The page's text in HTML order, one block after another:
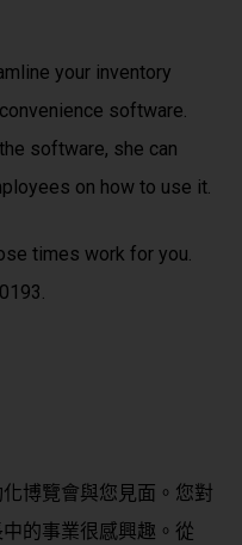
your inventory
software.
software, she can
on how to use it.
times work for you.
博覽會與您見面。您對
的事業很感興趣。從